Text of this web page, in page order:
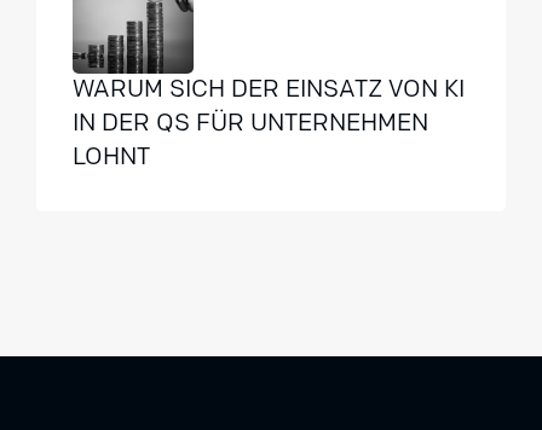
WARUM SICH DER EINSATZ VON KI
IN DER QS FÜR UNTERNEHMEN
LOHNT